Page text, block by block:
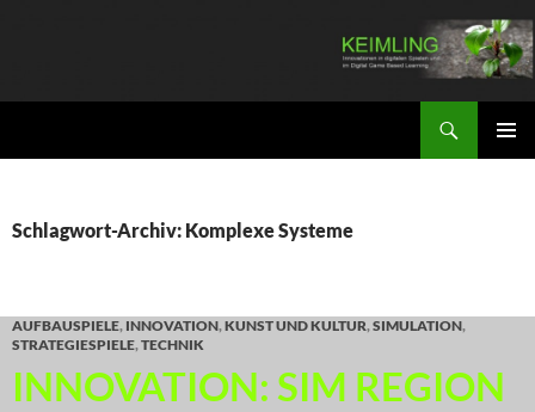
Schlagwort-Archiv: Komplexe Systeme
AUFBAUSPIELE, INNOVATION,KUNST UND KULTUR,SIMULATION,
STRATEGIESPIELE,TECHNIK
INNOVATION: SIM REGION